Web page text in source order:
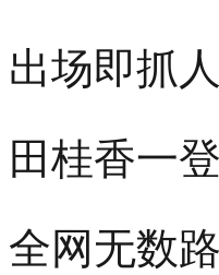
城
德
隆
重
穿
越
出场即抓
田桂香一
全网无数